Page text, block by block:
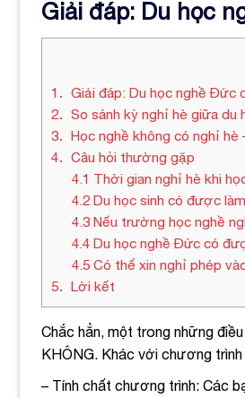
Giải đáp: Du học
1
Giải đáp: Du học nghề Đức
2
So sánh kỳ nghỉ hè giữa
3
Học nghề không có nghỉ
4
Câu hỏi thường gặp
4.1 Thời gian nghỉ hè khi
4.2Du học sinh có được
4.3Nếu trường học nghề
4.4Du học nghề Đức có
4.5Có thể xin nghỉ phép
5
Lời kết
Chắc hẳn, một trong những
KHÔNG. Khác với chương
– Tính chất chương trình: Các